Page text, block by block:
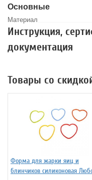
Основные
Материал
Инструкция,
документация
Товары со
Форма для жарки яиц и
блинчиков силиконовая